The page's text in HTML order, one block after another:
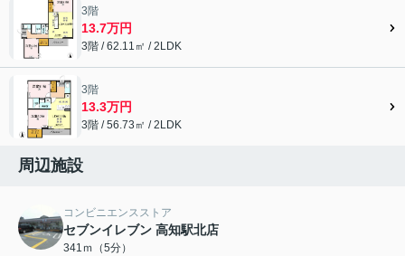
3階
13.7万円
3階 / 62.11㎡ / 2LDK
3階
13.3万円
3階 / 56.73㎡ / 2LDK
周辺施設
コンビニエンスストア
セブンイレブン 高知駅北店
341ｍ（5分）